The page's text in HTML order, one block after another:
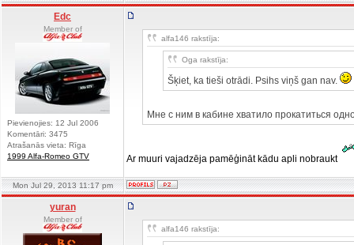
Edc
Member of
Pievienojies: 12 Jul 2006
Komentāri: 3475
Atrašanās vieta: Rīga
1999 Alfa-Romeo GTV
alfa146 rakstīja:
Oga rakstīja:
Šķiet, ka tieši otrādi. Psihs viņš gan nav.
Мне с ним в кабине хватило прокатиться
Ar muuri vajadzēja pamēģināt kādu apli nobraukt
Mon Jul 29, 2013 11:17 pm
yuran
Member of
alfa146 rakstīja: